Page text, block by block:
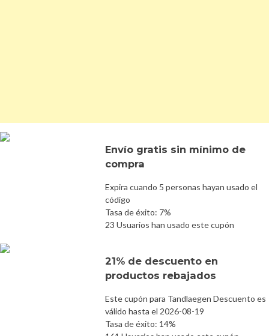
Envío gratis sin mínimo de
compra
Expira cuando 5 personas hayan usado el
código
Tasa de éxito: 7%
23 Usuarios han usado este cupón
21% de descuento en
productos rebajados
Este cupón para Tandlaegen Descuento es
válido hasta el 2026-08-19
Tasa de éxito: 14%